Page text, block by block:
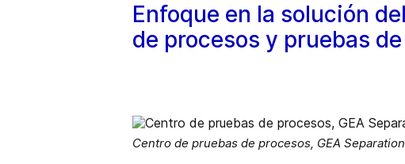
Enfoque en la solución
de procesos y pruebas
Centro de pruebas de procesos, GEA